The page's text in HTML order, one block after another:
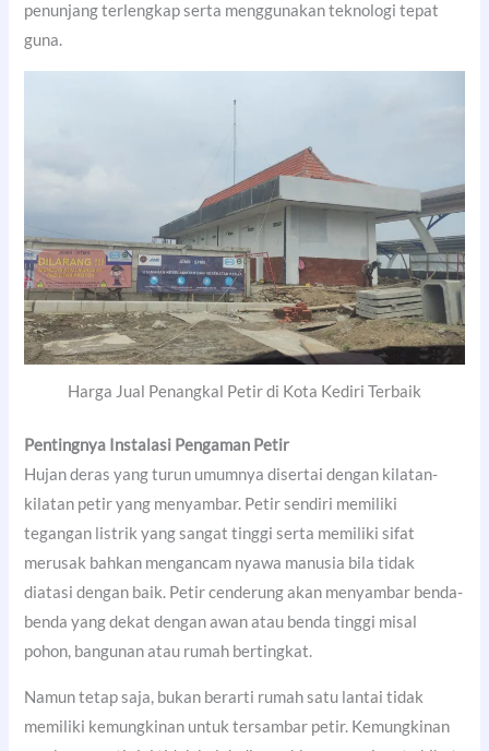
penunjang terlengkap serta menggunakan teknologi tepat
guna.
Harga Jual Penangkal Petir di Kota Kediri Terbaik
Pentingnya Instalasi Pengaman Petir
Hujan deras yang turun umumnya disertai dengan kilatan-
kilatan petir yang menyambar. Petir sendiri memiliki
tegangan listrik yang sangat tinggi serta memiliki sifat
merusak bahkan mengancam nyawa manusia bila tidak
diatasi dengan baik. Petir cenderung akan menyambar benda-
benda yang dekat dengan awan atau benda tinggi misal
pohon, bangunan atau rumah bertingkat.
Namun tetap saja, bukan berarti rumah satu lantai tidak
memiliki kemungkinan untuk tersambar petir. Kemungkinan